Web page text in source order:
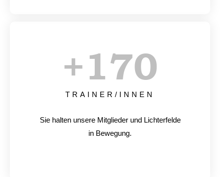
TRAINER/INNEN
+170
Sie halten unsere Mitglieder und Lichterfelde
in Bewegung.